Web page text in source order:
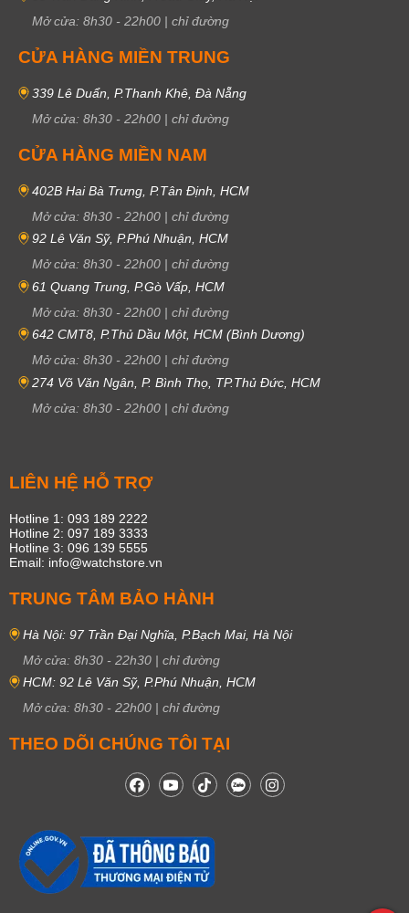
Mở cửa: 8h30 - 22h00 | chỉ đường
CỬA HÀNG MIỀN TRUNG
339 Lê Duẩn, P.Thanh Khê, Đà Nẵng
Mở cửa: 8h30 - 22h00 | chỉ đường
CỬA HÀNG MIỀN NAM
402B Hai Bà Trưng, P.Tân Định, HCM
Mở cửa: 8h30 - 22h00 | chỉ đường
92 Lê Văn Sỹ, P.Phú Nhuận, HCM
Mở cửa: 8h30 - 22h00 | chỉ đường
61 Quang Trung, P.Gò Vấp, HCM
Mở cửa: 8h30 - 22h00 | chỉ đường
642 CMT8, P.Thủ Dầu Một, HCM (Bình Dương)
Mở cửa: 8h30 - 22h00 | chỉ đường
274 Võ Văn Ngân, P. Bình Thọ, TP.Thủ Đức, HCM
Mở cửa: 8h30 - 22h00 | chỉ đường
LIÊN HỆ HỖ TRỢ
Hotline 1: 093 189 2222
Hotline 2: 097 189 3333
Hotline 3: 096 139 5555
Email: info@watchstore.vn
TRUNG TÂM BẢO HÀNH
Hà Nội: 97 Trần Đại Nghĩa, P.Bạch Mai, Hà Nội
Mở cửa: 8h30 - 22h30 | chỉ đường
HCM: 92 Lê Văn Sỹ, P.Phú Nhuận, HCM
Mở cửa: 8h30 - 22h00 | chỉ đường
THEO DÕI CHÚNG TÔI TẠI